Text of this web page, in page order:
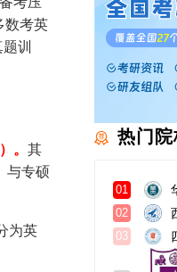
数考英
训
。 其
与专硕
为英
热门
01
02
03